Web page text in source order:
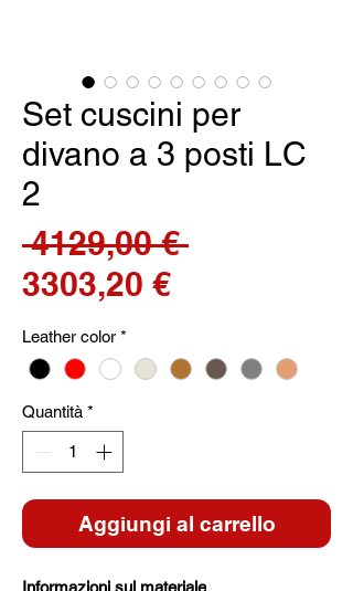
Set cuscini per
divano a 3 posti LC
2
4129,00 € Prezzo
3303,20 €Prezzo
Leather color *
Quantità *
Aggiungi al carrello